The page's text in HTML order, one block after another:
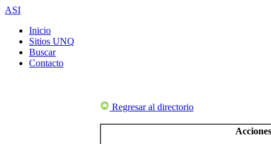
ASI
Inicio
Sitios UNQ
Buscar
Contacto
Regresar al directorio